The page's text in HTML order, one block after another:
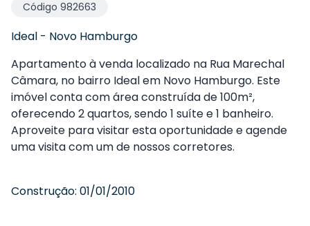
Código 982663
Ideal - Novo Hamburgo
Apartamento à venda localizado na Rua Marechal
Câmara, no bairro Ideal em Novo Hamburgo. Este
imóvel conta com área construída de 100m²,
oferecendo 2 quartos, sendo 1 suíte e 1 banheiro.
Aproveite para visitar esta oportunidade e agende
uma visita com um de nossos corretores.
Construção: 01/01/2010